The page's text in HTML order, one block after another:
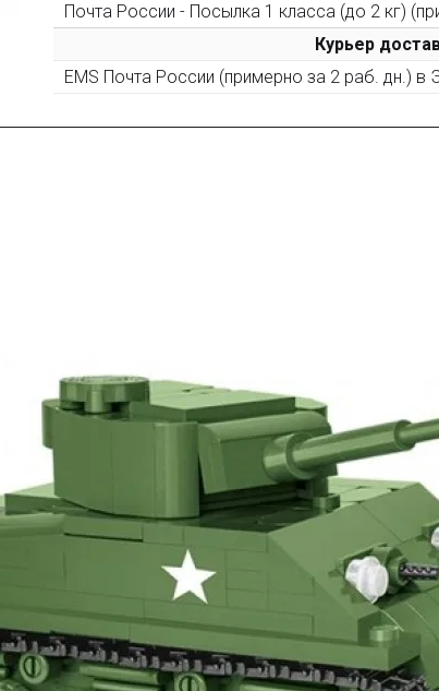
Пришлите фото поэтапной сборки купленного
10% при покупке следующего набора (не дороже 10
за текстовый отзыв или 100₽ за отзыв с фото.
Почта России - Посылка 1 класса (до 2 кг)
Курьер
EMS Почта России (примерно за 2 раб. дн.) в